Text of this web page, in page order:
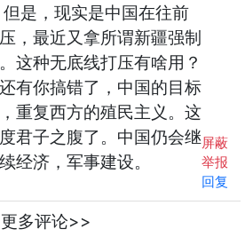
是，现实是中国在往前
，最近又拿所谓新疆强制
这种无底线打压有啥用？
有你搞错了，中国的目标
重复西方的殖民主义。这
君子之腹了。中国仍会继
经济，军事建设。
屏蔽
举报
回复
更多评论>>